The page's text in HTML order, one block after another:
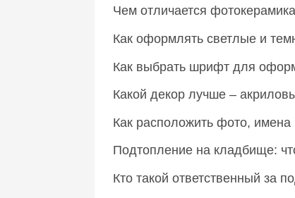
Чем отличается
Как оформлять светлые и
Как выбрать шрифт для
Какой декор лучше –
Как расположить фото,
Подтопление на кладбище:
Кто такой ответственный за